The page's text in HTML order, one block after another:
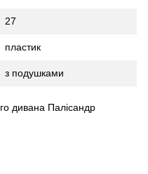
27
пластик
з подушками
дивана Палісандр